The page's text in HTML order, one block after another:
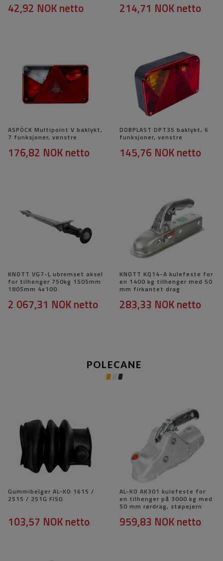
42,92 NOKnetto 214,71 NOKnetto
ASPÖCK Multipoint V baklykt,
7 funksjoner, venstre
176,82 NOKnetto
DOBPLAST DPT35 baklykt, 6
funksjoner, venstre
145,76 NOKnetto
KNOTT VG7-L ubremset aksel
for tilhenger 750kg 1505mm
1805mm 4x100
2 067,31 NOKnetto
KNOTT KQ14-A kulefeste for
en 1400 kg tilhenger med 50
mm firkantet drag
283,33 NOKnetto
POLECANE
Gummibelger AL-KO 161S /
251S / 251G FI50
103,57 NOKnetto
AL-KO AK301 kulefeste for
en tilhenger på 3000 kg med
50 mm rørdrag, støpejern
959,83 NOKnetto